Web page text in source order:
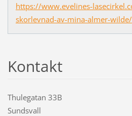
https://www.evelines-
skorlevnad-av-mina-almer-wilde/
Kontakt
Thulegatan 33B
Sundsvall